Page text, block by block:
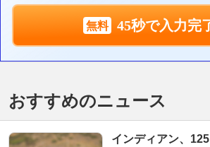
45秒で入力完
おすすめのニュース
インディアン、